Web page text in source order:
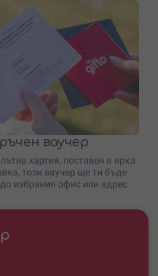
ваучер
хартия, поставен в ярка
този ваучер ще ти бъде
избрания офис или адрес.